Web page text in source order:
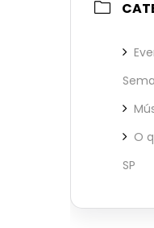
O
SP